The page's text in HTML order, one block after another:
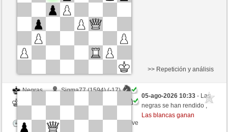
Esta partida es por puntos
Negras
Sigma77 (1594) (-17)
Tiempo: 5 minutes/side + 0 seconds/move
>> Repetición y análisis
05-ago-2026 10:33- Las
negras se han rendido ,
Las blancas ganan